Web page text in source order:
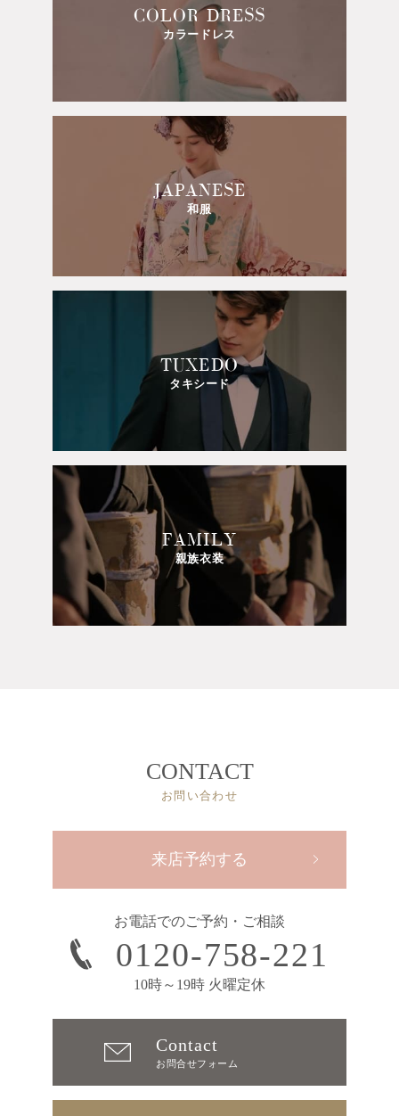
COLOR DRESS
カラードレス
JAPANESE
和服
TUXEDO
タキシード
FAMILY
親族衣装
CONTACT
お問い合わせ
来店予約する
お電話でのご予約・ご相談
0120-758-221
10時～19時 火曜定休
Contact
お問合せフォーム